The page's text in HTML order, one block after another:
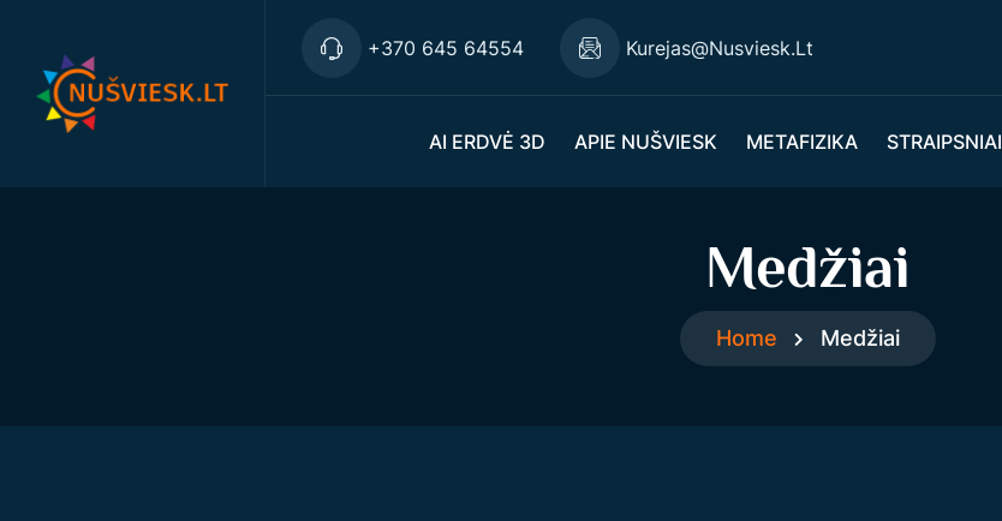
+370 645 64554 Kurejas@nusviesk.lt
AI ERDVĖ 3D APIE NUŠVIESK METAFIZIKA STRAIPSNIAI
Medžiai
Home Medžiai